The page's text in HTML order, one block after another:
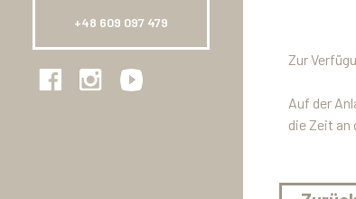
+48 609 097 479
Zur
Auf der
die Zeit an